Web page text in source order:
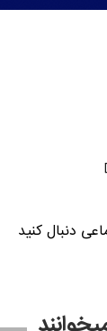
دنبال کنید